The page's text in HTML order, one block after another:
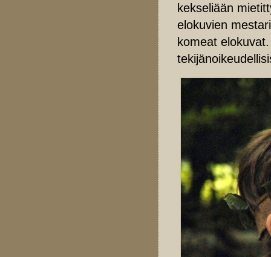
kekseliään
elokuvien
komeat